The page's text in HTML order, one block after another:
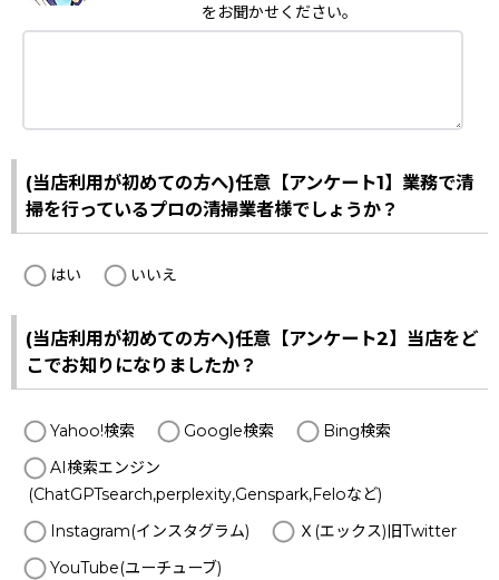
をお聞かせください。
(当店利用が初めての方へ)任意【アンケート1】業務で清
掃を行っているプロの清掃業者様でしょうか？
はい いいえ
(当店利用が初めての方へ)任意【アンケート2】当店をど
こでお知りになりましたか？
Yahoo!検索 Google検索
Bing検索
AI検索エンジン
(ChatGPTsearch,perplexity,Genspark,Feloなど)
Instagram(インスタグラム)
Ｘ(エックス)旧Twitter
YouTube(ユーチューブ)